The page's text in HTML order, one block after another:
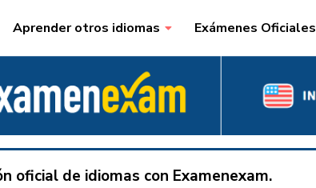
Aprender otros idiomas Exámenes Oficiales
oficial de idiomas con Examenexam.